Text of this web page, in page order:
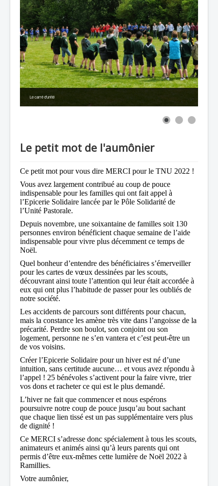
Le carré d'unité
Le petit mot de l'aumônier
Ce petit mot pour vous dire MERCI pour le TNU 2022 !
Vous avez largement contribué au coup de pouce
indispensable pour les familles qui ont fait appel à
l’Epicerie Solidaire lancée par le Pôle Solidarité de
l’Unité Pastorale.
Depuis novembre, une soixantaine de familles soit 130
personnes environ bénéficient chaque semaine de l’aide
indispensable pour vivre plus décemment ce temps de
Noël.
Quel bonheur d’entendre des bénéficiaires s’émerveiller
pour les cartes de vœux dessinées par les scouts,
découvrant ainsi toute l’attention qui leur était accordée à
eux qui ont plus l’habitude de passer pour les oubliés de
notre société.
Les accidents de parcours sont différents pour chacun,
mais la constance les amène très vite dans l’angoisse de la
précarité. Perdre son boulot, son conjoint ou son
logement, personne ne s’en vantera et c’est peut-être un
de vos voisins.
Créer l’Epicerie Solidaire pour un hiver est né d’une
intuition, sans certitude aucune… et vous avez répondu à
l’appel ! 25 bénévoles s’activent pour la faire vivre, trier
vos dons et racheter ce qui est le plus demandé.
L’hiver ne fait que commencer et nous espérons
poursuivre notre coup de pouce jusqu’au bout sachant
que chaque lien tissé est un pas supplémentaire vers plus
de dignité !
Ce MERCI s’adresse donc spécialement à tous les scouts,
animateurs et animés ainsi qu’à leurs parents qui ont
permis d’être eux-mêmes cette lumière de Noël 2022 à
Ramillies.
Votre aumônier,